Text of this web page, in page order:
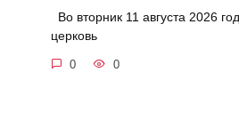
Во вторник 11 августа 2026
церковь
0 0